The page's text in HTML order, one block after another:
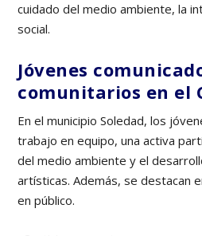
cuidado del medio ambiente, la
social.
Jóvenes
comunitarios en el
En el municipio Soledad, los
trabajo en equipo, una activa
del medio ambiente y el
artísticas. Además, se destacan
en público.